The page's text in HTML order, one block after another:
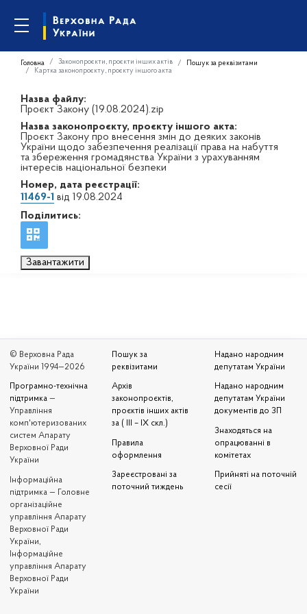
Головна Законопроєкти, проєкти інших актів
Пошук за реквізитами
Картка законопроєкту, проєкту іншого акта
Назва файлу:
Проєкт Закону (19.08.2024).zip
Назва законопроєкту, проєкту іншого акта:
Проєкт Закону про внесення змін до деяких законів
України щодо забезпечення реалізації права на набуття
та збереження громадянства України з урахуванням
інтересів національної безпеки
Номер, дата реєстрації:
11469-1 від 19.08.2024
Поділитись:
Завантажити
© Верховна Рада
України 1994—2026
Програмно-технічна
підтримка —
Управління
комп'ютеризованих
систем Апарату
Верховної Ради
України
Iнформаційна
підтримка — Головне
організаційне
управління Апарату
Верховної Ради
України,
Інформаційне
управління Апарату
Верховної Ради
України
Пошук за
реквізитами
Архів
законопроєктів,
проєктів інших актів
за ( III – IX скл.)
Правила
оформлення
Зареєстровані за
поточний тиждень
Надано народним
депутатам України
Надано народним
депутатам України
документів до ЗП
Знаходяться на
опрацюванні в
комітетах
Прийняті на поточній
сесії